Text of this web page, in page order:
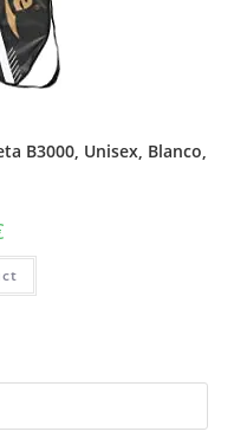
B3000, Unisex, Blanco,